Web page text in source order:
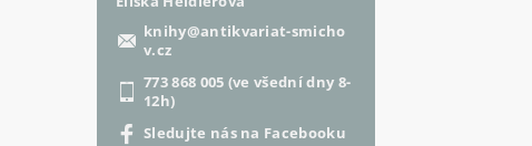
knihy@antikvariat-smicho
v.cz
773 868 005 (ve všední dny 8-
12h)
Sledujte nás na Facebooku